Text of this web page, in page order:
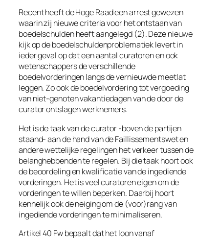
Recent heeft de Hoge Raad een arrest gewezen
waarin zij nieuwe criteria voor het ontstaan van
boedelschulden heeft aangelegd (2). Deze nieuwe
kijk op de boedelschuldenproblematiek levert in
ieder geval op dat een aantal curatoren en ook
wetenschappers de verschillende
boedelvorderingen langs de vernieuwde meetlat
leggen. Zo ook de boedelvordering tot vergoeding
van niet-genoten vakantiedagen van de door de
curator ontslagen werknemers.
Het is de taak van de curator -boven de partijen
staand- aan de hand van de Faillissementswet en
andere wettelijke regelingen het verkeer tussen de
belanghebbenden te regelen. Bij die taak hoort ook
de beoordeling en kwalificatie van de ingediende
vorderingen. Het is veel curatoren eigen om de
vorderingen te willen beperken. Daarbij hoort
kennelijk ook de neiging om de (voor)rang van
ingediende vorderingen te minimaliseren.
Artikel 40 Fw bepaalt dat het loon vanaf